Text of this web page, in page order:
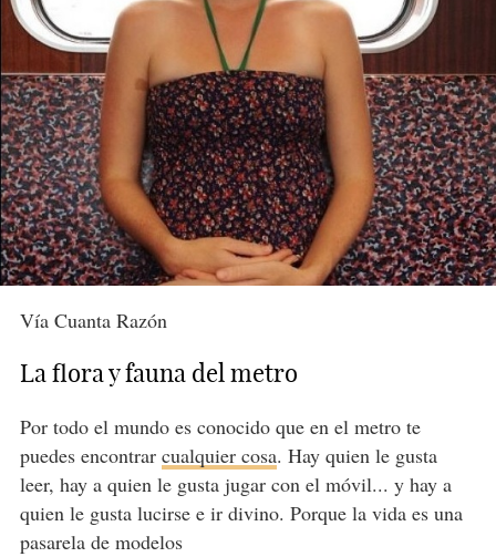
Vía Cuanta Razón
La flora y fauna del metro
Por todo el mundo es conocido que en el metro te
puedes encontrar cualquier cosa. Hay quien le gusta
leer, hay a quien le gusta jugar con el móvil... y hay a
quien le gusta lucirse e ir divino. Porque la vida es una
pasarela de modelos